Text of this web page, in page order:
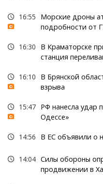
16:55
Морские дроны
подробности от
16:30
В Краматорске
станция
16:10
В Брянской
взрыва
15:47 РФ нанесла удар
Одессе»
14:56 В ЕС объявили о
14:04 Силы обороны
продвижении в